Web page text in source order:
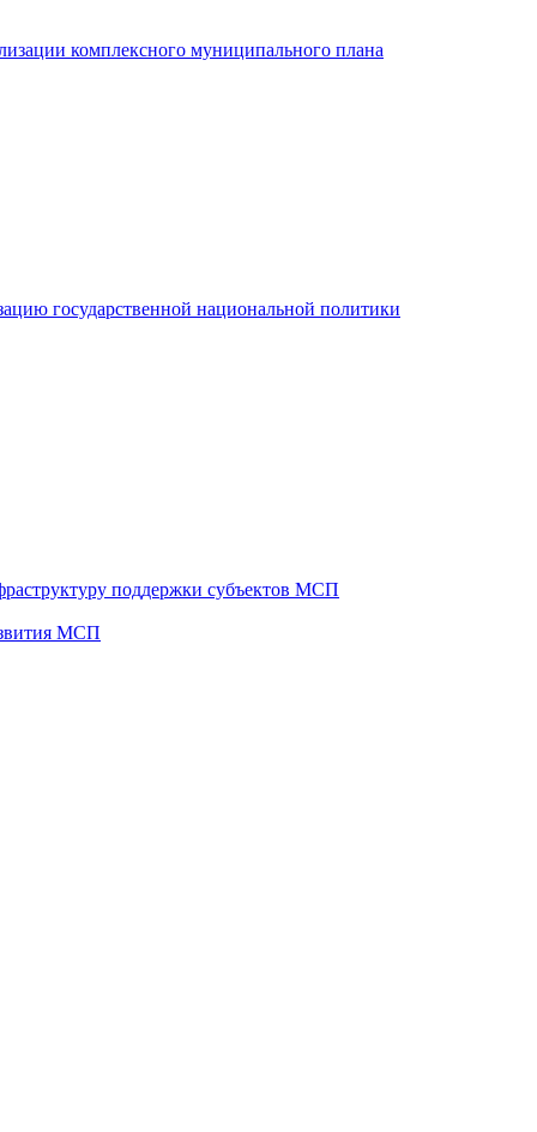
комплексного муниципального плана
государственной национальной политики
поддержки субъектов МСП
МСП